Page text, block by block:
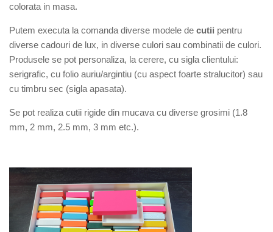
colorata in masa.
Putem executa la comanda diverse modele de cutii pentru
diverse cadouri de lux, in diverse culori sau combinatii de culori.
Produsele se pot personaliza, la cerere, cu sigla clientului:
serigrafic, cu folio auriu/argintiu (cu aspect foarte stralucitor) sau
cu timbru sec (sigla apasata).
Se pot realiza cutii rigide din mucava cu diverse grosimi (1.8
mm, 2 mm, 2.5 mm, 3 mm etc.).